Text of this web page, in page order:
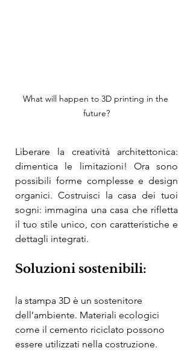
What will happen to 3D printing in the
future?
Liberare la creatività architettonica:
dimentica le limitazioni! Ora sono
possibili forme complesse e design
organici. Costruisci la casa dei tuoi
sogni: immagina una casa che rifletta
il tuo stile unico, con caratteristiche e
dettagli integrati.
Soluzioni sostenibili:
la stampa 3D è un sostenitore
dell’ambiente. Materiali ecologici
come il cemento riciclato possono
essere utilizzati nella costruzione.